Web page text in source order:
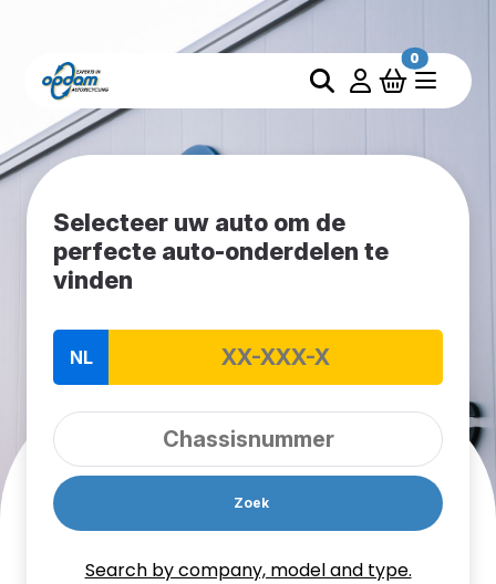
0
Selecteer uw auto om de
perfecte auto-onderdelen te
vinden
NL
Zoek
Search by company, model and type.